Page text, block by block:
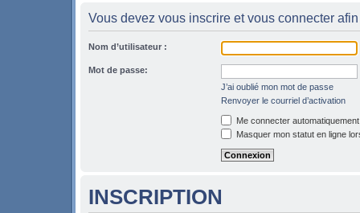
Vous devez vous inscrire et vous connecter
Nom d’utilisateur :
Mot de passe:
J’ai oublié mon mot de passe
Renvoyer le courriel d’activation
Me connecter
Masquer mon statut en ligne
INSCRIPTION